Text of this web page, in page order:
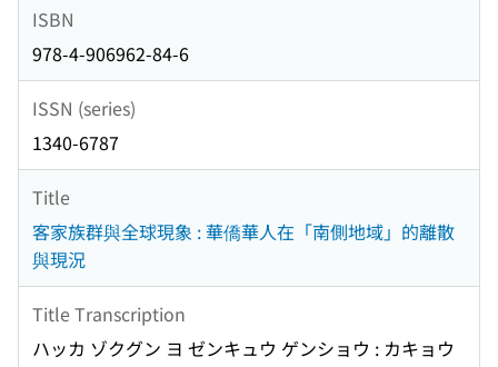
ISBN
978-4-906962-84-6
ISSN (series)
1340-6787
Title
客家族群與全球現象 : 華僑華人在「南側地域」的離散
與現況
Title Transcription
ハッカ ゾクグン ヨ ゼンキュウ ゲンショウ : カキョウ